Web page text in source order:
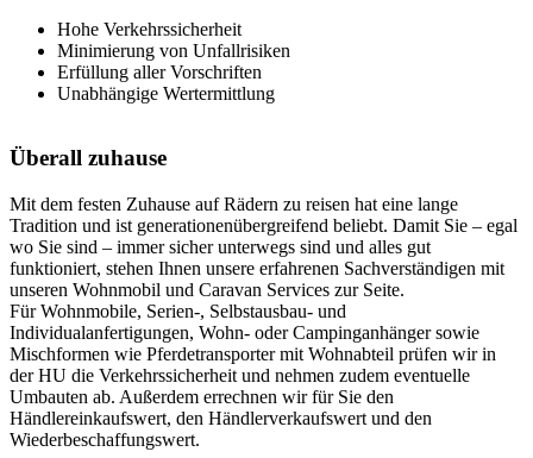
Hohe Verkehrssicherheit
Minimierung von Unfallrisiken
Erfüllung aller Vorschriften
Unabhängige Wertermittlung
Überall zuhause
Mit dem festen Zuhause auf Rädern zu reisen hat eine lange
Tradition und ist generationenübergreifend beliebt. Damit Sie – egal
wo Sie sind – immer sicher unterwegs sind und alles gut
funktioniert, stehen Ihnen unsere erfahrenen Sachverständigen mit
unseren Wohnmobil und Caravan Services zur Seite.
Für Wohnmobile, Serien-, Selbstausbau- und
Individualanfertigungen, Wohn- oder Campinganhänger sowie
Mischformen wie Pferdetransporter mit Wohnabteil prüfen wir in
der HU die Verkehrssicherheit und nehmen zudem eventuelle
Umbauten ab. Außerdem errechnen wir für Sie den
Händlereinkaufswert, den Händlerverkaufswert und den
Wiederbeschaffungswert.